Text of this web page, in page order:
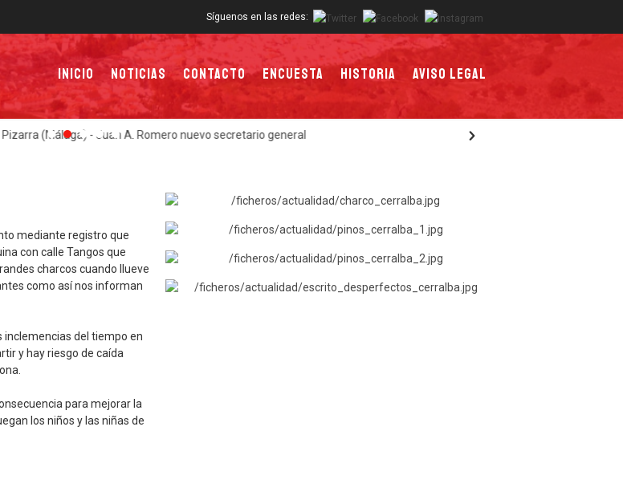
Síguenos en las redes:
Inicio Noticias Contacto Encuesta Historia Aviso Legal
mediante registro que
con calle Tangos que
charcos cuando llueve
como así nos informan
inclemencias del tiempo en
y hay riesgo de caída
para mejorar la
los niños y las niñas de